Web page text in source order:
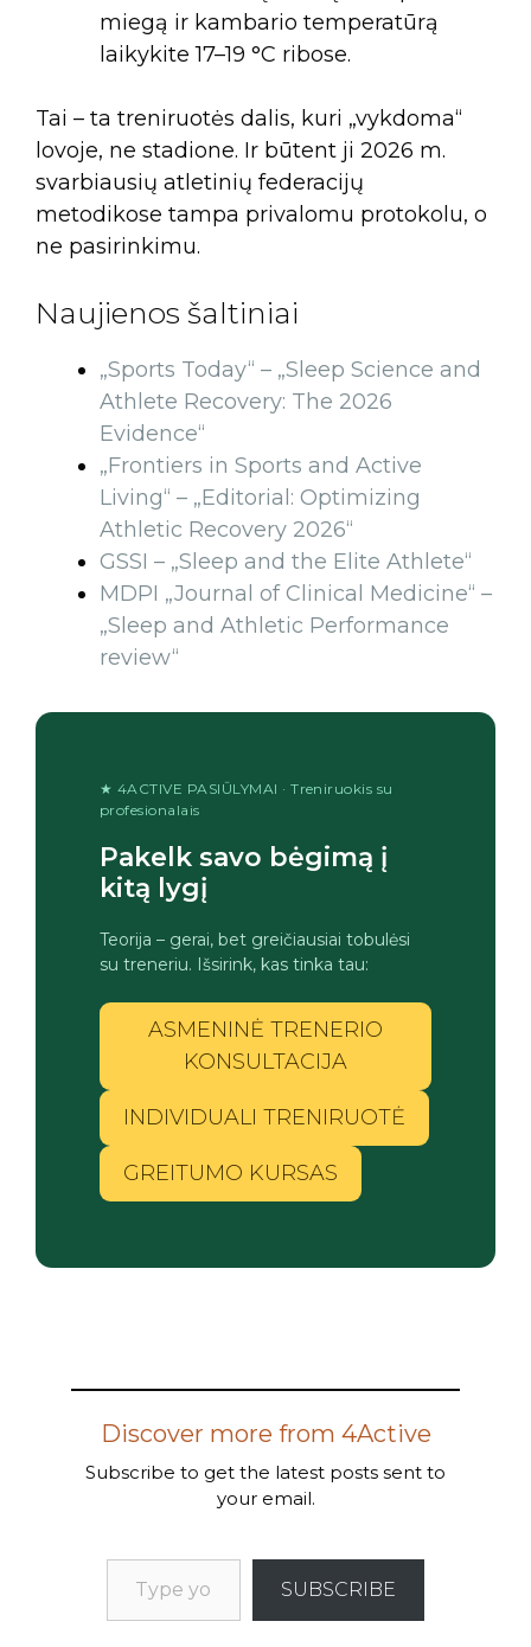
miegą ir kambario temperatūrą
laikykite 17–19 °C ribose.
Tai – ta treniruotės dalis, kuri „vykdoma“
lovoje, ne stadione. Ir būtent ji 2026 m.
svarbiausių atletinių federacijų
metodikose tampa privalomu protokolu, o
ne pasirinkimu.
Naujienos šaltiniai
„Sports Today“ – „Sleep Science and
Athlete Recovery: The 2026
Evidence“
„Frontiers in Sports and Active
Living“ – „Editorial: Optimizing
Athletic Recovery 2026“
GSSI – „Sleep and the Elite Athlete“
MDPI „Journal of Clinical Medicine“ –
„Sleep and Athletic Performance
review“
★ 4ACTIVE PASIŪLYMAI · Treniruokis su
profesionalais
Pakelk savo bėgimą į
kitą lygį
Teorija – gerai, bet greičiausiai tobulėsi
su treneriu. Išsirink, kas tinka tau:
ASMENINĖ TRENERIO
KONSULTACIJA
INDIVIDUALI TRENIRUOTĖ
GREITUMO KURSAS
Discover more from 4Active
Subscribe to get the latest posts sent to
your email.
SUBSCRIBE